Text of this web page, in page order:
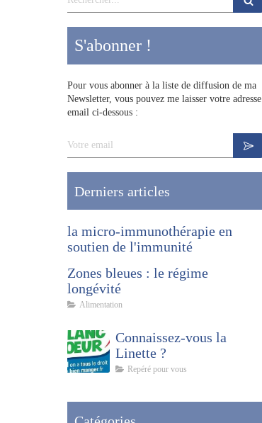
S'abonner !
Pour vous abonner à la liste de diffusion de ma
Newsletter, vous pouvez me laisser votre adresse
email ci-dessous :
Votre email
Derniers articles
la micro-immunothérapie en
soutien de l'immunité
Zones bleues : le régime
longévité
Alimentation
Connaissez-vous la
Linette ?
Repéré pour vous